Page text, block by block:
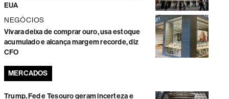
EUA
NEGÓCIOS
Vivara deixa de comprar ouro, usa estoque
acumulado e alcança margem recorde, diz
CFO
MERCADOS
Trump, Fed e Tesouro geram incerteza e